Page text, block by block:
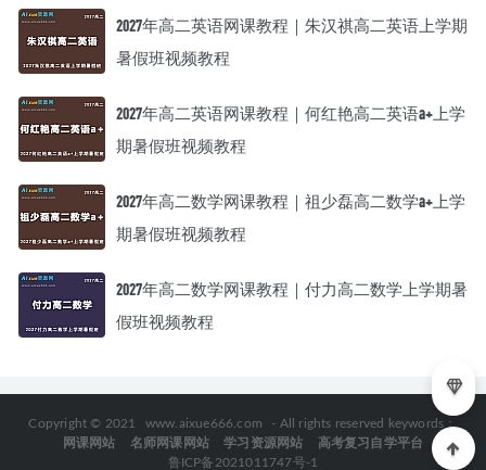
2027年高二英语网课教程｜朱汉祺高二英语上学期
暑假班视频教程
2027年高二英语网课教程｜何红艳高二英语a+上学
期暑假班视频教程
2027年高二数学网课教程｜祖少磊高二数学a+上学
期暑假班视频教程
2027年高二数学网课教程｜付力高二数学上学期暑
假班视频教程
Copyright © 2021 www.aixue666.com
- All rights reserved keywords：
网课网站
名师网课网站 学习资源网站
高考复习自学平台
鲁ICP备2021011747号-1